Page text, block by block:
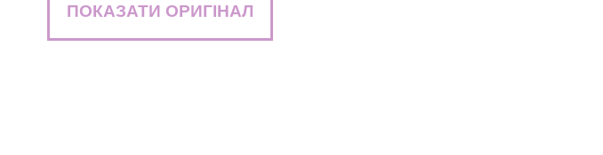
ПОКАЗАТИ ОРИГІНАЛ